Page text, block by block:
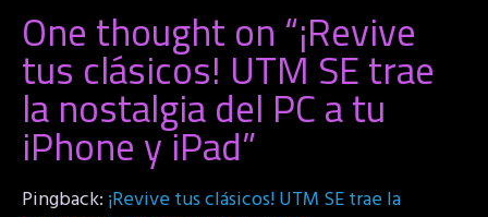
One thought on “¡Revive
tus clásicos! UTM SE trae
la nostalgia del PC a tu
iPhone y iPad”
Pingback: ¡Revive tus clásicos! UTM SE trae la